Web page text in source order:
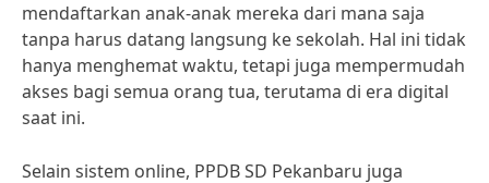
mendaftarkan anak-anak mereka dari mana saja
tanpa harus datang langsung ke sekolah. Hal ini tidak
hanya menghemat waktu, tetapi juga mempermudah
akses bagi semua orang tua, terutama di era digital
saat ini.
Selain sistem online, PPDB SD Pekanbaru juga